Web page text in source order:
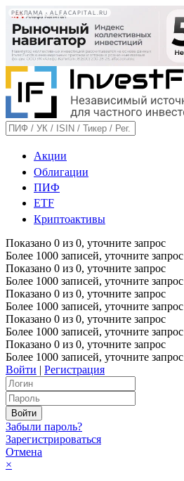
РЕКЛАМА • ALFACAPITAL.RU
Акции
Облигации
ПИФ
ETF
Криптоактивы
Показано 0 из 0, уточните запрос
Более 1000 записей, уточните запрос
Показано 0 из 0, уточните запрос
Более 1000 записей, уточните запрос
Показано 0 из 0, уточните запрос
Более 1000 записей, уточните запрос
Показано 0 из 0, уточните запрос
Более 1000 записей, уточните запрос
Показано 0 из 0, уточните запрос
Более 1000 записей, уточните запрос
Войти | Регистрация
Забыли пароль?
Зарегистрироваться
Отмена
×